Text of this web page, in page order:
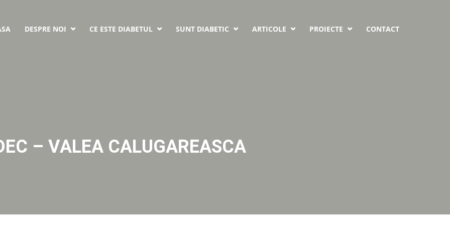
DESPRE NOI  CE ESTE DIABETUL  SUNT DIABETIC  ARTICOLE  PROIECTE  CONTACT
– VALEA CALUGAREASCA